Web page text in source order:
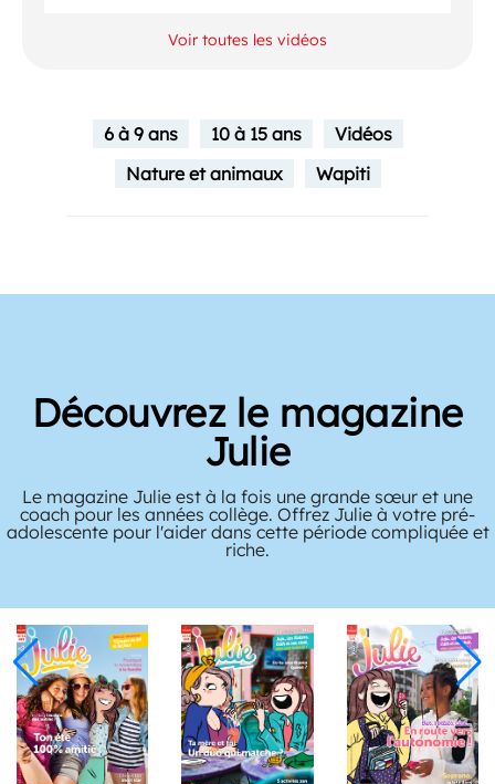
Voir toutes les vidéos
6 à 9 ans 10 à 15 ans
Vidéos
Nature et animaux
Wapiti
Découvrez le magazine
Julie
Le magazine Julie est à la fois une grande sœur et une
coach pour les années collège. Offrez Julie à votre pré-
adolescente pour l'aider dans cette période compliquée et
riche.